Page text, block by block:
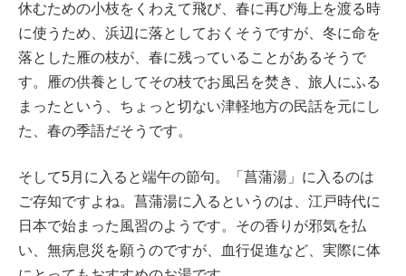
休むための小枝をくわえて飛び、春に再び海上を渡る時
に使うため、浜辺に落としておくそうですが、冬に命を
落とした雁の枝が、春に残っていることがあるそうで
す。雁の供養としてその枝でお風呂を焚き、旅人にふる
まったという、ちょっと切ない津軽地方の民話を元にし
た、春の季語だそうです。
そして5月に入ると端午の節句。「菖蒲湯」に入るのは
ご存知ですよね。菖蒲湯に入るというのは、江戸時代に
日本で始まった風習のようです。その香りが邪気を払
い、無病息災を願うのですが、血行促進など、実際に体